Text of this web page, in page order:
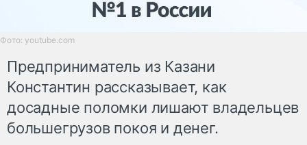
Фото: youtube.com
Предприниматель из Казани
Константин рассказывает, как
досадные поломки лишают владельцев
большегрузов покоя и денег.